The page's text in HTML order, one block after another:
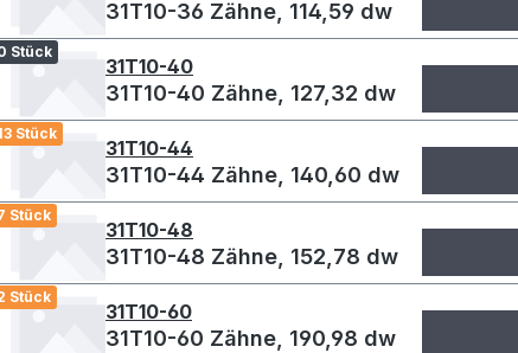
31T10-36 Zähne, 114,59 dw
Stück
31T10-40
31T10-40 Zähne, 127,32 dw
Stück
31T10-44
31T10-44 Zähne, 140,60 dw
Stück
31T10-48
31T10-48 Zähne, 152,78 dw
Stück
31T10-60
31T10-60 Zähne, 190,98 dw